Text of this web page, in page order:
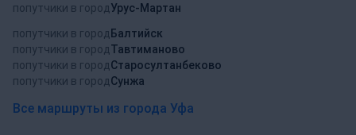
попутчики в городУрус-Мартан
попутчики в город Балтийск
попутчики в городТавтиманово
попутчики в городСтаросултанбеково
попутчики в городСунжа
Все маршруты из города Уфа